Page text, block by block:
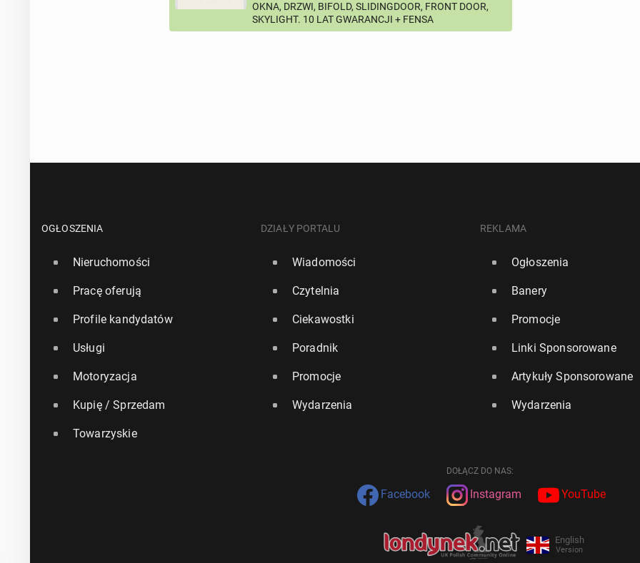
OKNA, DRZWI, BIFOLD, SLIDINGDOOR, FRONT DOOR,
SKYLIGHT. 10 LAT GWARANCJI + FENSA
OGŁOSZENIA
Nieruchomości
Pracę oferują
Profile kandydatów
Usługi
Motoryzacja
Kupię / Sprzedam
Towarzyskie
DZIAŁY PORTALU
Wiadomości
Czytelnia
Ciekawostki
Poradnik
Promocje
Wydarzenia
REKLAMA
Ogłoszenia
Banery
Promocje
Linki Sponsorowane
Artykuły Sponsorowane
Wydarzenia
DOŁĄCZ DO NAS:
Facebook Instagram YouTube
English
Version